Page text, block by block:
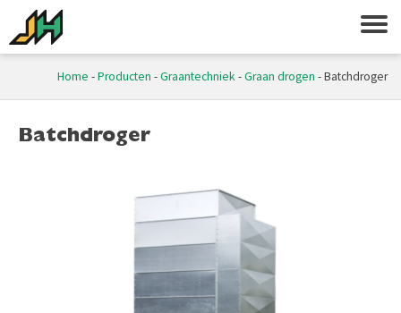
Home -Producten -Graantechniek-Graan drogen -Batchdroger
Batchdroger